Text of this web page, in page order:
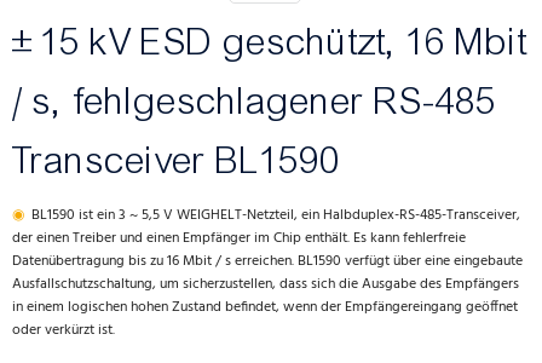
± 15 kV ESD geschützt, 16 Mbit
/ s, fehlgeschlagener RS-485
Transceiver BL1590
◉ BL1590 ist ein 3 ~ 5,5 V WEIGHELT-Netzteil, ein Halbduplex-RS-485-Transceiver,
der einen Treiber und einen Empfänger im Chip enthält. Es kann fehlerfreie
Datenübertragung bis zu 16 Mbit / s erreichen. BL1590 verfügt über eine eingebaute
Ausfallschutzschaltung, um sicherzustellen, dass sich die Ausgabe des Empfängers
in einem logischen hohen Zustand befindet, wenn der Empfängereingang geöffnet
oder verkürzt ist.